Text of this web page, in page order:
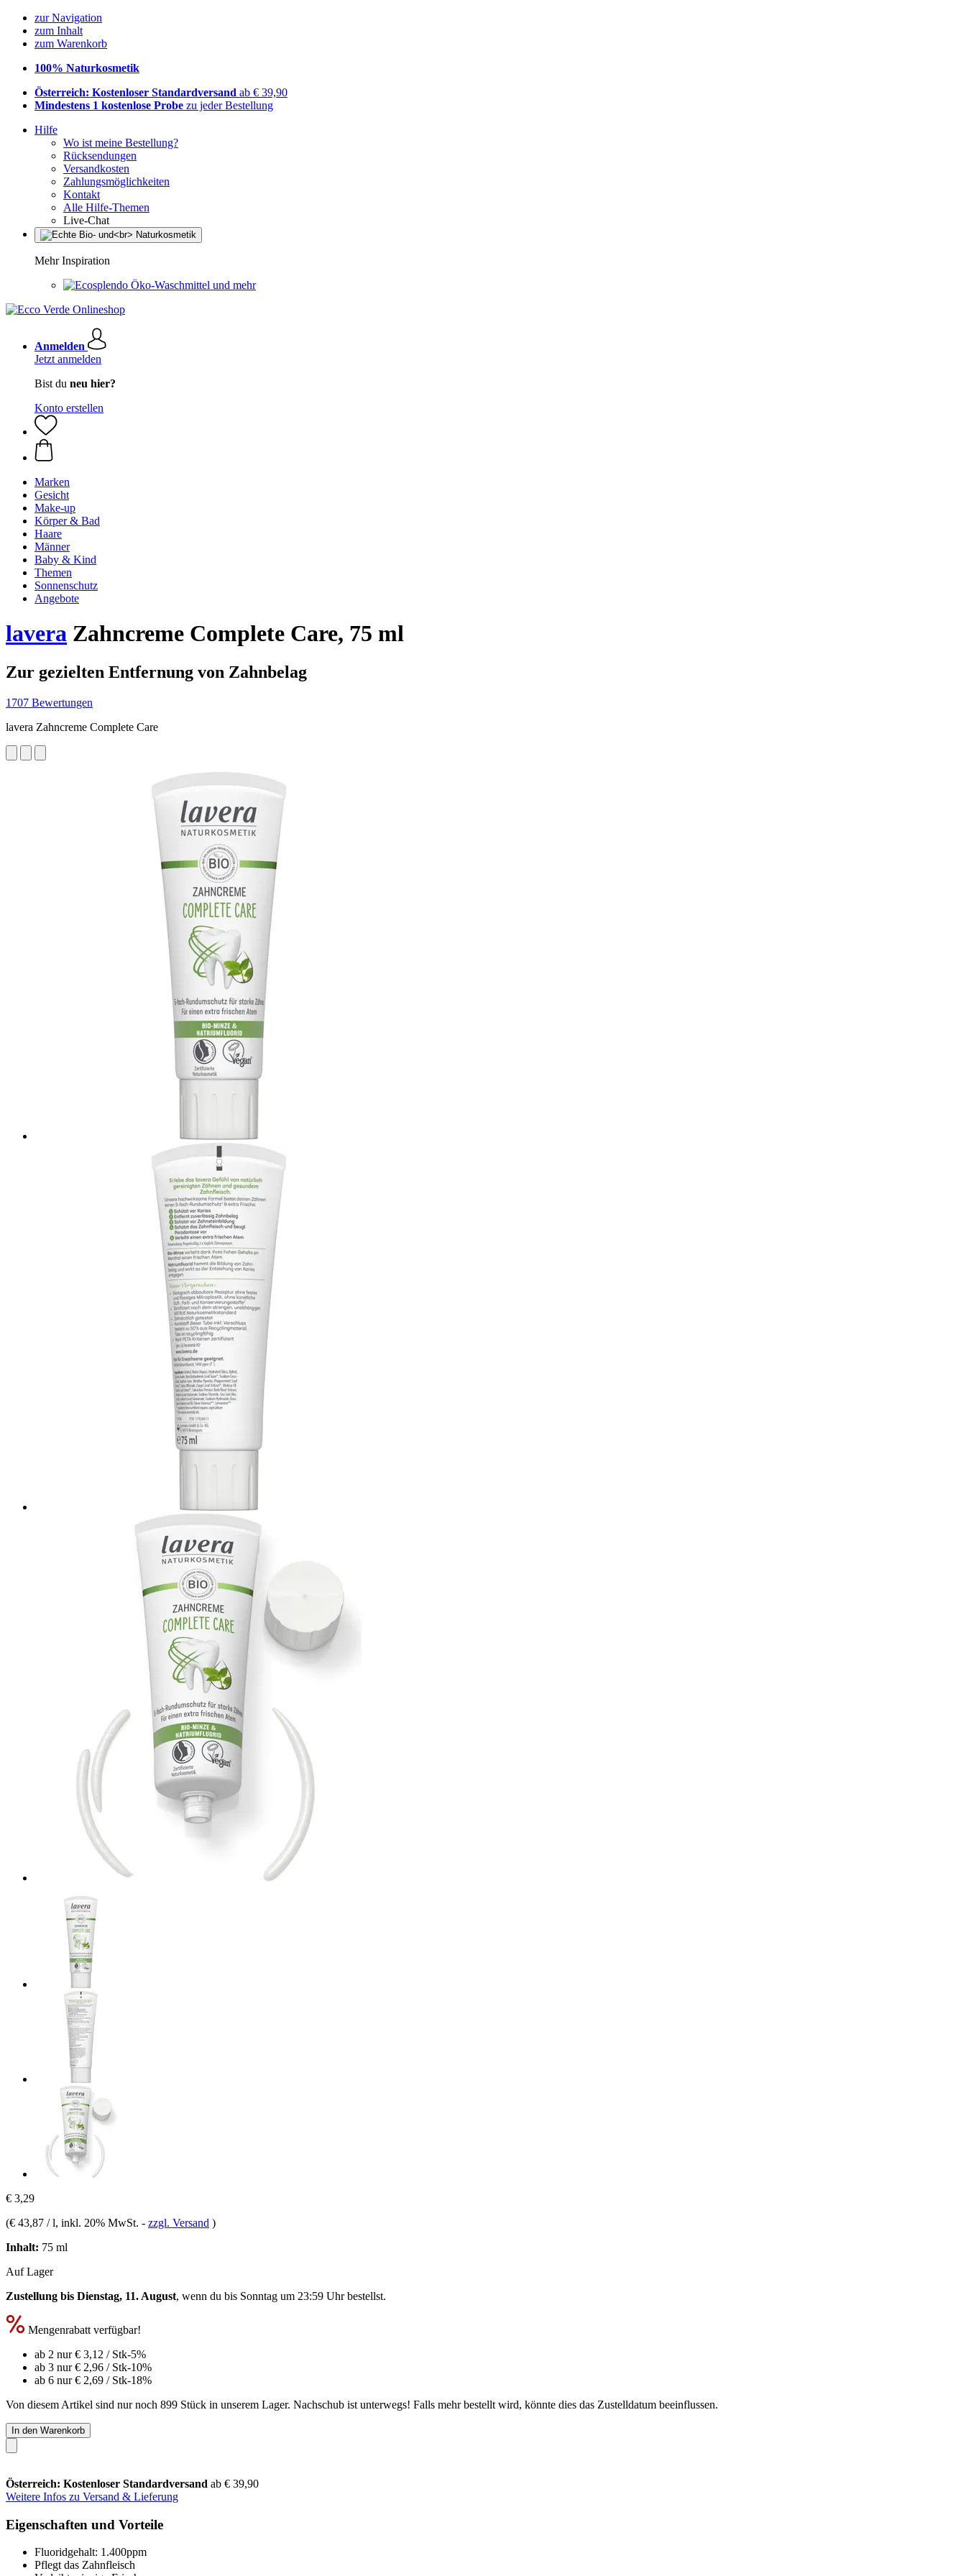
zur Navigation
zum Inhalt
zum Warenkorb
100% Naturkosmetik
Österreich: Kostenloser Standardversand ab € 39,90
Mindestens 1 kostenlose Probe zu jeder Bestellung
Hilfe
Wo ist meine Bestellung?
Rücksendungen
Versandkosten
Zahlungsmöglichkeiten
Kontakt
Alle Hilfe-Themen
Live-Chat
Mehr Inspiration
Öko-Waschmittel und mehr
Anmelden
Jetzt anmelden
Bist du neu hier?
Konto erstellen
Marken
Gesicht
Make-up
Körper & Bad
Haare
Männer
Baby & Kind
Themen
Sonnenschutz
Angebote
lavera Zahncreme Complete Care, 75 ml
Zur gezielten Entfernung von Zahnbelag
1707 Bewertungen
lavera Zahncreme Complete Care
€ 3,29
(€ 43,87 / l, inkl. 20% MwSt. - zzgl. Versand )
Inhalt: 75 ml
Auf Lager
Zustellung bis Dienstag, 11. August, wenn du bis Sonntag um 23:59 Uhrbestellst.
Mengenrabatt verfügbar!
ab 2 nur€ 3,12 / Stk-5%
ab 3 nur€ 2,96 / Stk-10%
ab 6 nur€ 2,69 / Stk-18%
Von diesem Artikel sind nur noch 899 Stück in unserem Lager. Nachschub ist unterwegs! Falls mehr bestellt wird, könnte dies das Zustelldatum beeinflussen.
In den Warenkorb
Österreich: Kostenloser Standardversand ab € 39,90
Weitere Infos zu Versand & Lieferung
Eigenschaften und Vorteile
Fluoridgehalt: 1.400ppm
Pflegt das Zahnfleisch